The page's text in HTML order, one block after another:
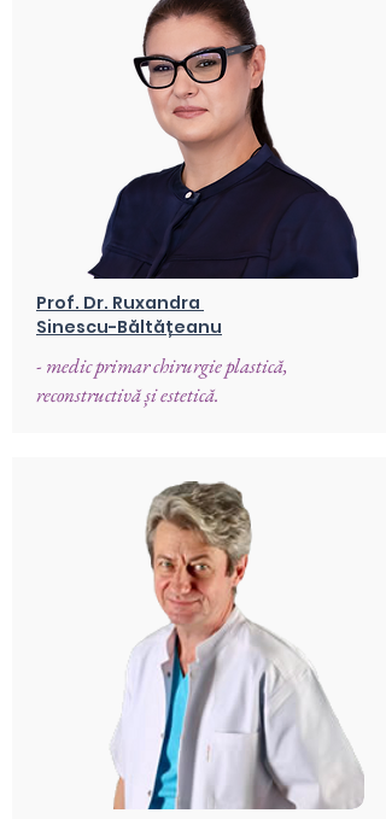
Prof. Dr. Ruxandra
Sinescu-Băltățeanu
- medic primar chirurgie plastică,
reconstructivă și estetică.